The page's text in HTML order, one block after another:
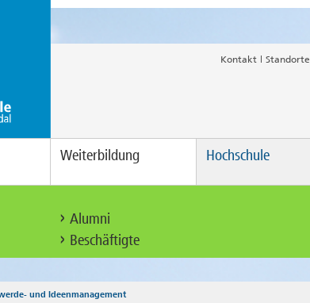
Kontakt Standorte
Weiterbildung Hochschule
Alumni
Beschäftigte
und Ideenmanagement